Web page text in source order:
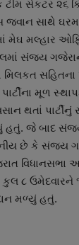
સેકટર ૨૬
જવાન સાથે
મેઘ મલ્હાર
સંજય
સહિતના
મૂળ
થતાં
હતું. જે બાદ
છે કે સંજય
વિધાનસભા
કુલ ૮ ઉમેદવારને
મળ્યું હતું.